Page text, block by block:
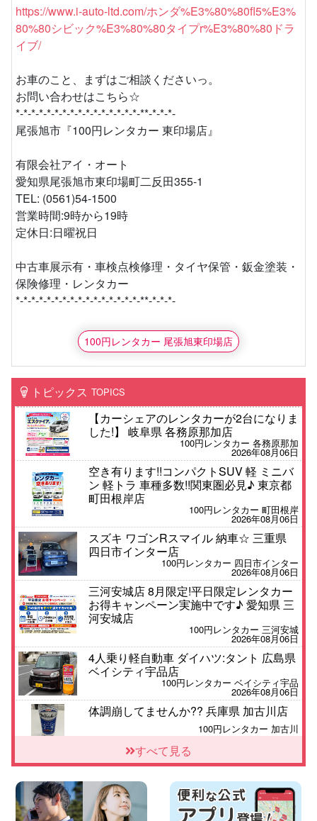
https://www.i-auto-ltd.com/ホンダ%E3%80%80fl5%E3%
80%80シビック%E3%80%80タイプr%E3%80%80ドラ
イブ/
お車のこと、まずはご相談くださいっ。
お問い合わせはこちら☆
*-*-*-*-*-*-*-*-*-*-*-*-*-*-*-*-**-*-*-*-
尾張旭市『100円レンタカー 東印場店』
有限会社アイ・オート
愛知県尾張旭市東印場町二反田355-1
TEL: (0561)54-1500
営業時間:9時から19時
定休日:日曜祝日
中古車展示有・車検点検修理・タイヤ保管・鈑金塗装・
保険修理・レンタカー
*-*-*-*-*-*-*-*-*-*-*-*-*-*-*-*-**-*-*-*-
100円レンタカー 尾張旭東印場店
トピックス TOPICS
【カーシェアのレンタカーが2台になりま
した!】 岐阜県 各務原那加店
100円レンタカー 各務原那加
2026年08月06日
空き有ります!!コンパクトSUV 軽 ミニバ
ン 軽トラ 車種多数!!関東圏必見♪ 東京都
町田根岸店
100円レンタカー 町田根岸
2026年08月06日
スズキ ワゴンRスマイル 納車☆ 三重県
四日市インター店
100円レンタカー 四日市インター
2026年08月06日
三河安城店 8月限定!平日限定レンタカー
お得キャンペーン実施中です♪ 愛知県 三
河安城店
100円レンタカー 三河安城
2026年08月06日
4人乗り軽自動車 ダイハツ:タント 広島県
ベイシティ宇品店
100円レンタカー ベイシティ宇品
2026年08月06日
体調崩してませんか?? 兵庫県 加古川店
100円レンタカー 加古川
【佐渡の夏はレンタカーで自由に!】 新潟
100円レンタカー 両津
2026年08月06日
佐渡空港店はお盆も休まず営業中! 新潟県
すべて見る